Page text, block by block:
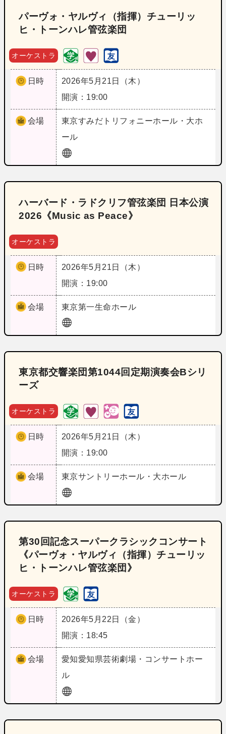
パーヴォ・ヤルヴィ（指揮）チューリッ
ヒ・トーンハレ管弦楽団
オーケストラ
日時
2026年5月21日（木）
開演：19:00
会場 東京すみだトリフォニーホール・大ホ
ール
ハーバード・ラドクリフ管弦楽団 日本公演
2026《Music as Peace》
オーケストラ
日時
2026年5月21日（木）
開演：19:00
会場 東京第一生命ホール
東京都交響楽団第1044回定期演奏会Bシリ
ーズ
オーケストラ
日時
2026年5月21日（木）
開演：19:00
会場 東京サントリーホール・大ホール
第30回記念スーパークラシックコンサート
《パーヴォ・ヤルヴィ（指揮）チューリッ
ヒ・トーンハレ管弦楽団》
オーケストラ
日時
2026年5月22日（金）
開演：18:45
会場 愛知愛知県芸術劇場・コンサートホー
ル